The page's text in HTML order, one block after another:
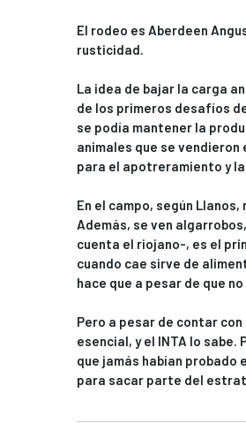
El rodeo es Aberdeen
rusticidad.
La idea de bajar la carga
de los primeros desafíos
se podía mantener la
animales que se vendieron
para el apotreramiento y
En el campo, según
Además, se ven
cuenta el riojano-, es el
cuando cae sirve de
hace que a pesar de que
Pero a pesar de contar
esencial, y el INTA lo
que jamás habían probado
para sacar parte del